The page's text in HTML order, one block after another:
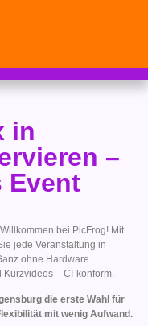
in
–
Event
bei PicFrog! Mit
jede Veranstaltung in
ohne Hardware
– CI-konform.
die erste Wahl für
mit wenig Aufwand.